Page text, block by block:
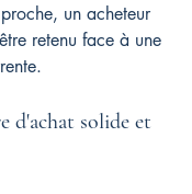
un acheteur
retenu face à une
d'achat solide et